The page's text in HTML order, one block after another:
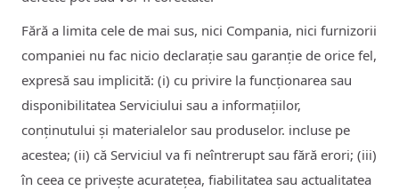
Fără a limita cele de mai sus, nici Compania, nici furnizorii
companiei nu fac nicio declarație sau garanție de orice fel,
expresă sau implicită: (i) cu privire la funcționarea sau
disponibilitatea Serviciului sau a informațiilor,
conținutului și materialelor sau produselor. incluse pe
acestea; (ii) că Serviciul va fi neîntrerupt sau fără erori; (iii)
în ceea ce privește acuratețea, fiabilitatea sau actualitatea